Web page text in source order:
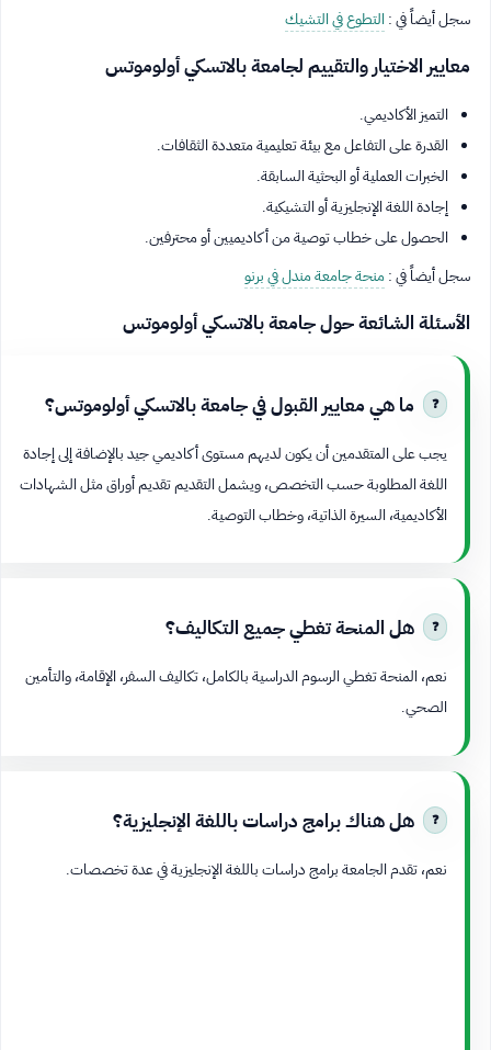
سجل أيضاً في : التطوع في التشيك
معايير الاختيار والتقييم لجامعة بالاتسكي أولوموتس
التميز الأكاديمي.
القدرة على التفاعل مع بيئة تعليمية متعددة الثقافات.
الخبرات العملية أو البحثية السابقة.
إجادة اللغة الإنجليزية أو التشيكية.
الحصول على خطاب توصية من أكاديميين أو محترفين.
سجل أيضاً في :منحة جامعة مندل في برنو
الأسئلة الشائعة حول جامعة بالاتسكي أولوموتس
ما هي معايير القبول في جامعة بالاتسكي أولوموتس؟
يجب على المتقدمين أن يكون لديهم مستوى أكاديمي جيد بالإضافة إلى إجادة
اللغة المطلوبة حسب التخصص، ويشمل التقديم تقديم أوراق مثل الشهادات
الأكاديمية، السيرة الذاتية، وخطاب التوصية.
هل المنحة تغطي جميع التكاليف؟
نعم، المنحة تغطي الرسوم الدراسية بالكامل، تكاليف السفر، الإقامة، والتأمين
الصحي.
هل هناك برامج دراسات باللغة الإنجليزية؟
نعم، تقدم الجامعة برامج دراسات باللغة الإنجليزية في عدة تخصصات.